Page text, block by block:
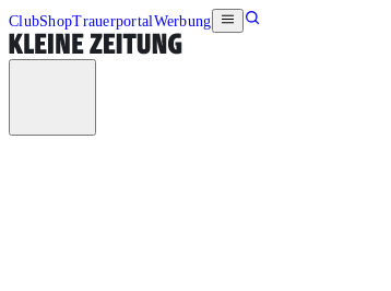
ClubShopTrauerportalWerbung